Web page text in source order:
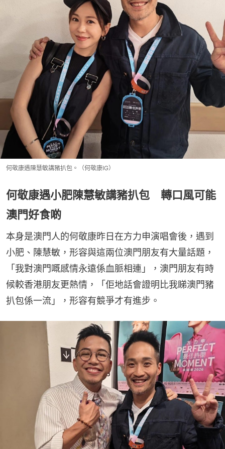
何敬康遇陳慧敏講豬扒包。（何敬康IG）
何敬康遇小肥陳慧敏講豬扒包 轉口風可能
澳門好食啲
本身是澳門人的何敬康昨日在方力申演唱會後，遇到
小肥、陳慧敏，形容與這兩位澳門朋友有大量話題，
「我對澳門嘅感情永遠係血脈相連」，澳門朋友有時
候較香港朋友更熱情，「佢地話會證明比我睇澳門豬
扒包係一流」，形容有競爭才有進步。